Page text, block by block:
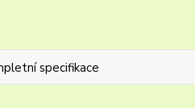
specifikace